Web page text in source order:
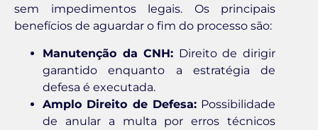
sem impedimentos legais. Os principais
benefícios de aguardar o fim do processo são:
Manutenção da CNH: Direito de dirigir
garantido enquanto a estratégia de
defesa é executada.
Amplo Direito de Defesa:Possibilidade
de anular a multa por erros técnicos